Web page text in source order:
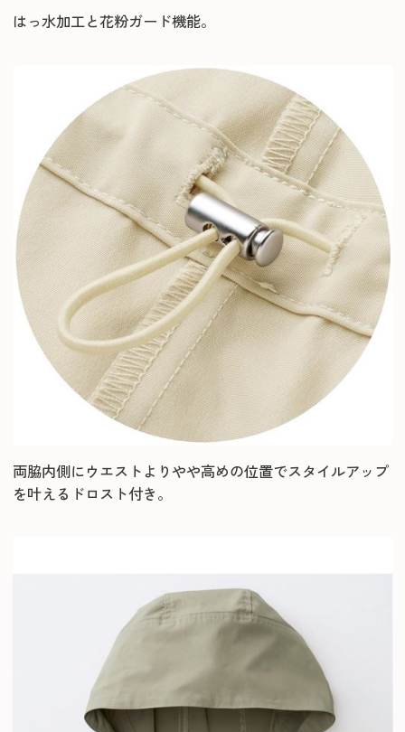
はっ水加工と花粉ガード機能。
両脇内側にウエストよりやや高めの位置でスタイルアップ
を叶えるドロスト付き。